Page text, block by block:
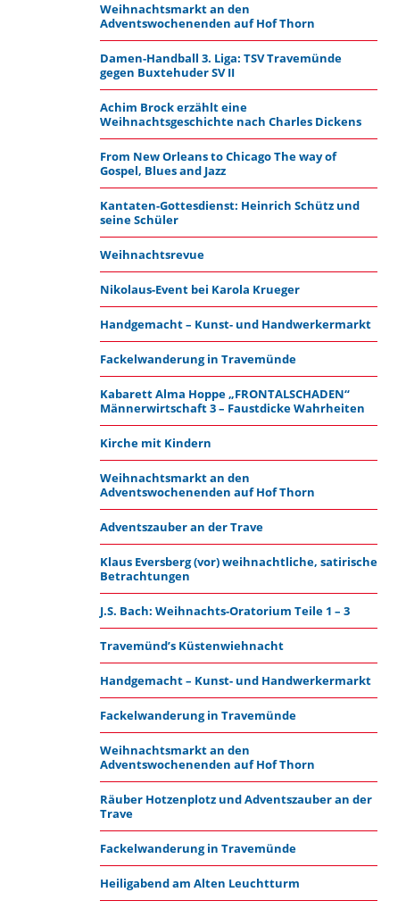
Weihnachtsmarkt an den
Adventswochenenden auf Hof Thorn
Damen-Handball 3. Liga: TSV Travemünde
gegen Buxtehuder SV II
Achim Brock erzählt eine
Weihnachtsgeschichte nach Charles Dickens
From New Orleans to Chicago The way of
Gospel, Blues and Jazz
Kantaten-Gottesdienst: Heinrich Schütz und
seine Schüler
Weihnachtsrevue
Nikolaus-Event bei Karola Krueger
Handgemacht – Kunst- und Handwerkermarkt
Fackelwanderung in Travemünde
Kabarett Alma Hoppe „FRONTALSCHADEN“
Männerwirtschaft 3 – Faustdicke Wahrheiten
Kirche mit Kindern
Weihnachtsmarkt an den
Adventswochenenden auf Hof Thorn
Adventszauber an der Trave
Klaus Eversberg (vor) weihnachtliche, satirische
Betrachtungen
J.S. Bach: Weihnachts-Oratorium Teile 1 – 3
Travemünd’s Küstenwiehnacht
Handgemacht – Kunst- und Handwerkermarkt
Fackelwanderung in Travemünde
Weihnachtsmarkt an den
Adventswochenenden auf Hof Thorn
Räuber Hotzenplotz und Adventszauber an der
Trave
Fackelwanderung in Travemünde
Heiligabend am Alten Leuchtturm